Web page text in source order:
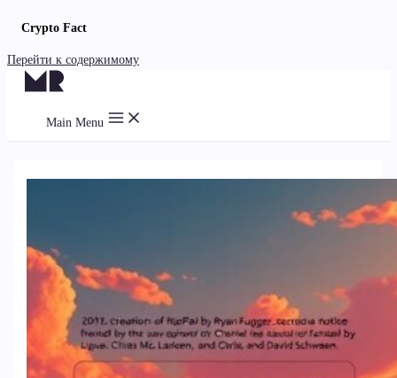
Crypto Fact
Перейти к содержимому
Main Menu